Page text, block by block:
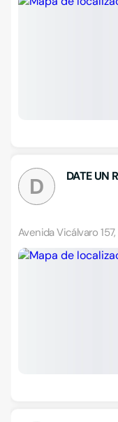
D DATE UN
Avenida Vicálvaro